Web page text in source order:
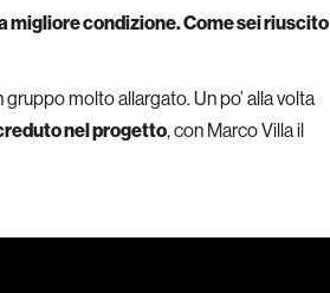
migliore condizione. Come sei riuscito
molto allargato. Un po’ alla volta
nel progetto, con Marco Villa il